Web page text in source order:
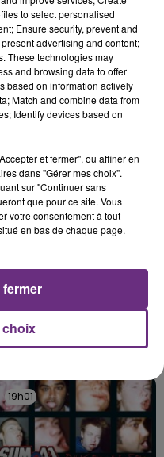
REIMS FERME
du centre-ville
est contraint de
19h08
19h08
AVRIL LAVIGNE
19h01
19h01
to select personalised
Ensure security, prevent and
advertising and content;
These technologies may
and browsing data to offer
based on information actively
Match and combine data from
Identify devices based on
et fermer", ou affiner en
dans "Gérer mes choix".
sur "Continuer sans
que pour ce site. Vous
votre consentement à tout
en bas de chaque page.
choix